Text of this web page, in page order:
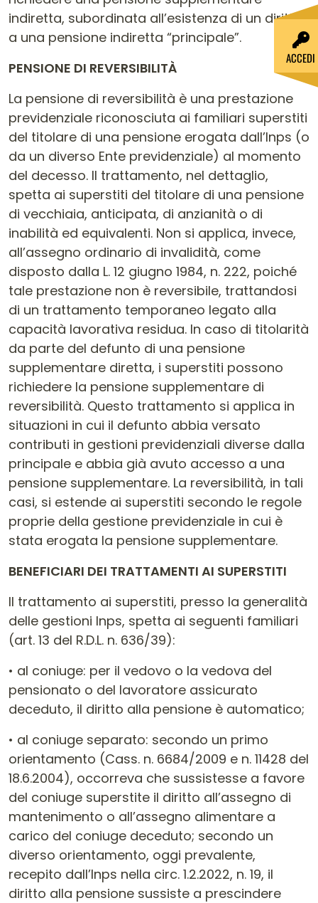
indiretta, subordinata all’esistenza di un diritto
a una pensione indiretta “principale”.
PENSIONE DI REVERSIBILITÀ
La pensione di reversibilità è una prestazione
previdenziale riconosciuta ai familiari superstiti
del titolare di una pensione erogata dall’Inps (o
da un diverso Ente previdenziale) al momento
del decesso. Il trattamento, nel dettaglio,
spetta ai superstiti del titolare di una pensione
di vecchiaia, anticipata, di anzianità o di
inabilità ed equivalenti. Non si applica, invece,
all’assegno ordinario di invalidità, come
disposto dalla L. 12 giugno 1984, n. 222, poiché
tale prestazione non è reversibile, trattandosi
di un trattamento temporaneo legato alla
capacità lavorativa residua. In caso di titolarità
da parte del defunto di una pensione
supplementare diretta, i superstiti possono
richiedere la pensione supplementare di
reversibilità. Questo trattamento si applica in
situazioni in cui il defunto abbia versato
contributi in gestioni previdenziali diverse dalla
principale e abbia già avuto accesso a una
pensione supplementare. La reversibilità, in tali
casi, si estende ai superstiti secondo le regole
proprie della gestione previdenziale in cui è
stata erogata la pensione supplementare.
BENEFICIARI DEI TRATTAMENTI AI SUPERSTITI
Il trattamento ai superstiti, presso la generalità
delle gestioni Inps, spetta ai seguenti familiari
(art. 13 del R.D.L. n. 636/39):
• al coniuge: per il vedovo o la vedova del
pensionato o del lavoratore assicurato
deceduto, il diritto alla pensione è automatico;
• al coniuge separato: secondo un primo
orientamento (Cass. n. 6684/2009 e n. 11428 del
18.6.2004), occorreva che sussistesse a favore
del coniuge superstite il diritto all’assegno di
mantenimento o all’assegno alimentare a
carico del coniuge deceduto; secondo un
diverso orientamento, oggi prevalente,
recepito dall’Inps nella circ. 1.2.2022, n. 19, il
diritto alla pensione sussiste a prescindere
ACCEDI